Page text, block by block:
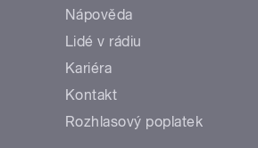
Nápověda
Lidé v rádiu
Kariéra
Kontakt
Rozhlasový poplatek